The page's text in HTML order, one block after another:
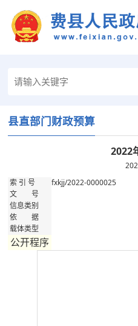
县直部门财政预算
2022
索 引 号 fxkjj/2022-0000025
文 号
信息类别
依 据
载体类型
公开程序